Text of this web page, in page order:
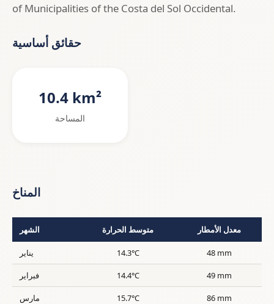
of Municipalities of the Costa del Sol Occidental.
حقائق أساسية
10.4 km²
المساحة
المناخ
الشهر متوسط الحرارة معدل الأمطار
يناير 14.3°C 48 mm
فبراير 14.4°C 49 mm
مارس 15.7°C 86 mm